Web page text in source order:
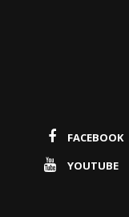
FACEBOOK
YOUTUBE